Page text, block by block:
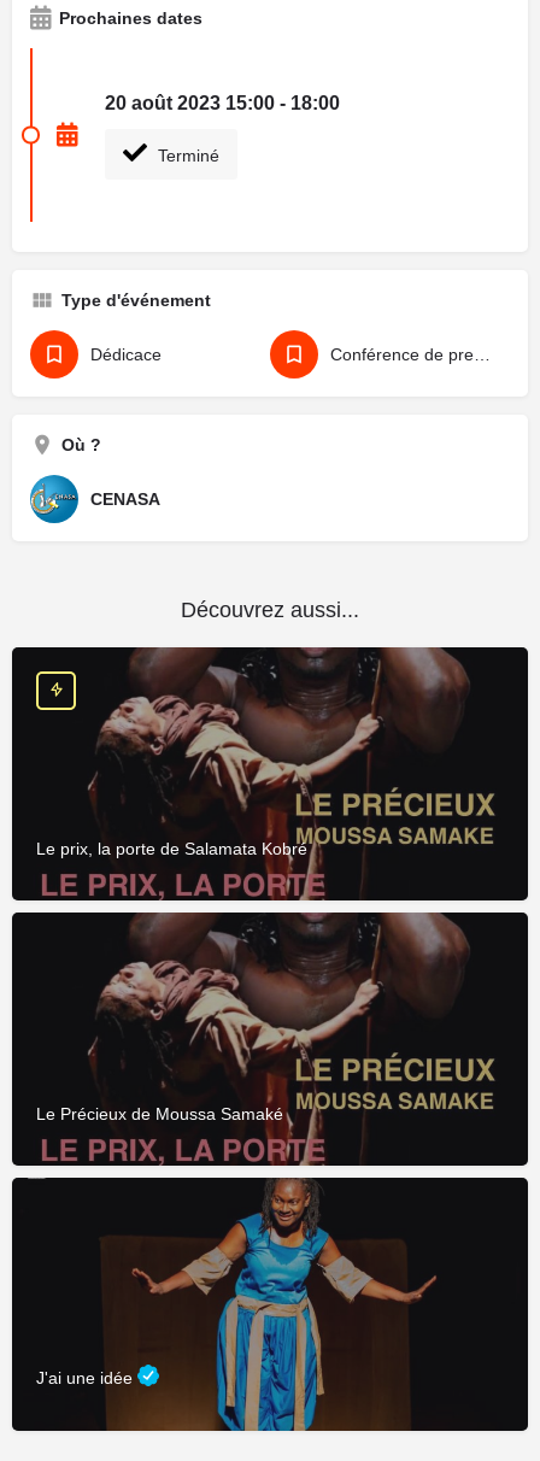
Prochaines dates
20 août 2023 15:00 - 18:00
Terminé
Type d'événement
Dédicace
Où ?
CENASA
Découvrez aussi...
Le prix, la porte de Salamata Kobré
Le Précieux de Moussa Samaké
J'ai une idée